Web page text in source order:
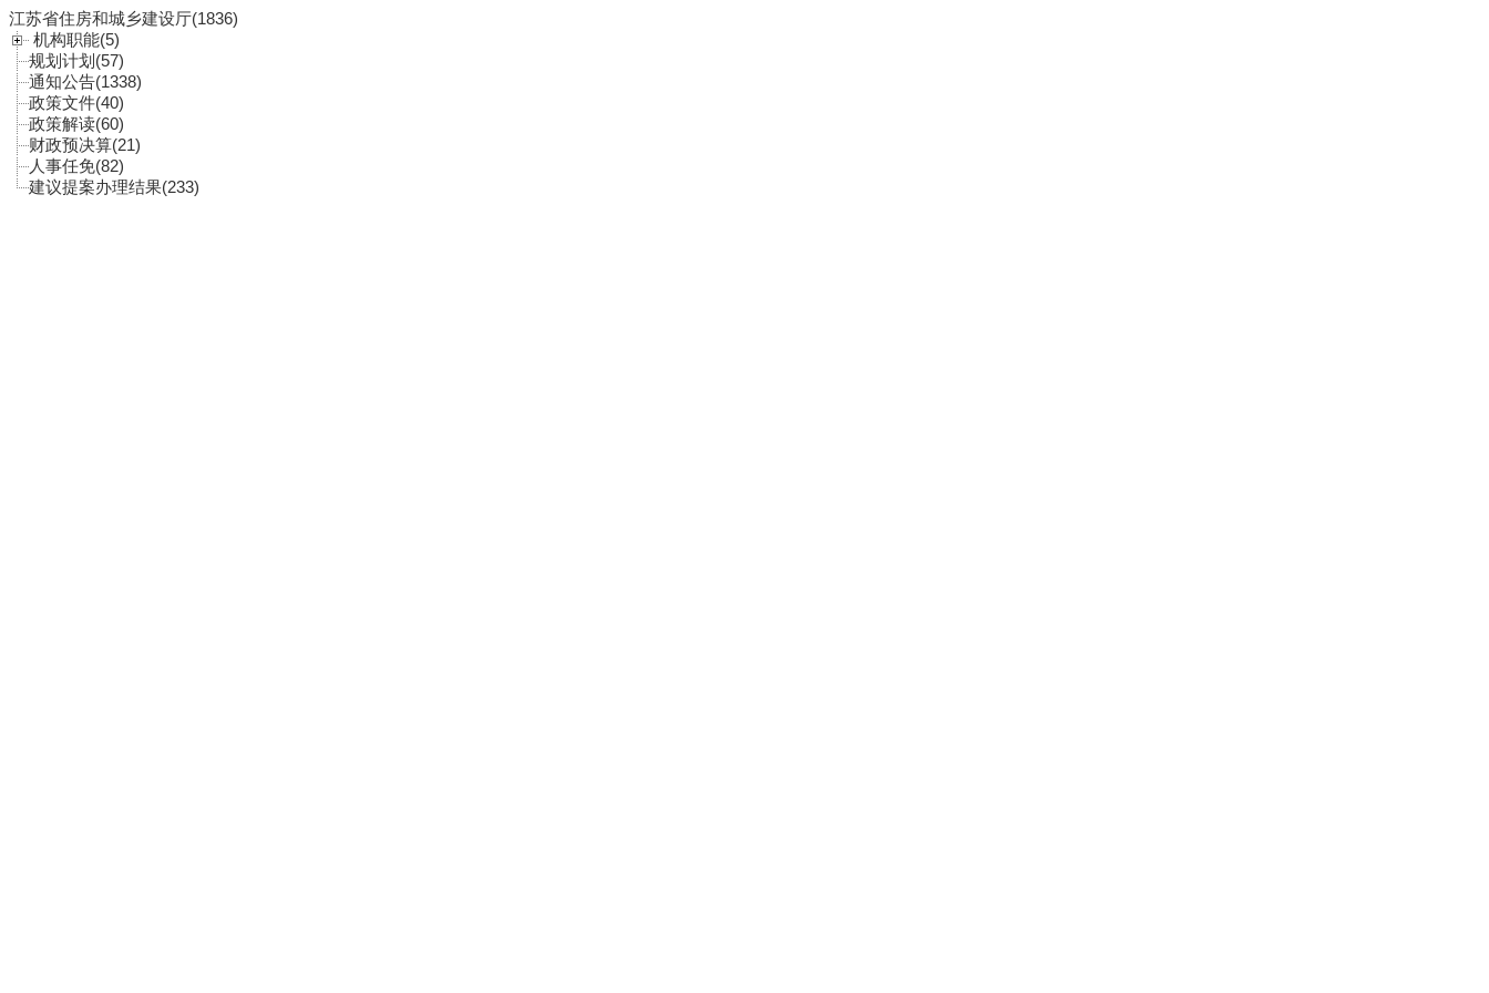
江苏省住房和城乡建设厅(1836)
机构职能(5)
规划计划(57)
通知公告(1338)
政策文件(40)
政策解读(60)
财政预决算(21)
人事任免(82)
建议提案办理结果(233)